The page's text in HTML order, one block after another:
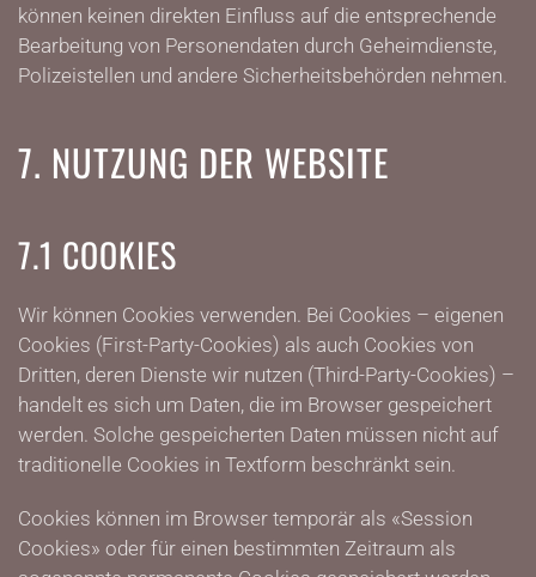
können keinen direkten Einfluss auf die entsprechende
Bearbeitung von Personendaten durch Geheimdienste,
Polizeistellen und andere Sicherheitsbehörden nehmen.
7. NUTZUNG DER WEBSITE
7.1 COOKIES
Wir können Cookies verwenden. Bei Cookies – eigenen
Cookies (First-Party-Cookies) als auch Cookies von
Dritten, deren Dienste wir nutzen (Third-Party-Cookies) –
handelt es sich um Daten, die im Browser gespeichert
werden. Solche gespeicherten Daten müssen nicht auf
traditionelle Cookies in Textform beschränkt sein.
Cookies können im Browser temporär als «Session
Cookies» oder für einen bestimmten Zeitraum als